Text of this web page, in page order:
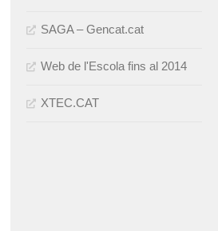
SAGA – Gencat.cat
Web de l'Escola fins al 2014
XTEC.CAT